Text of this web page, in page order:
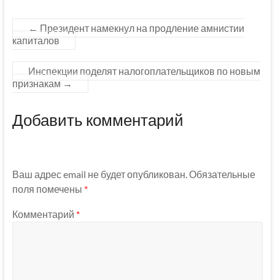
← Президент намекнул на продление амнистии
капиталов
Инспекции поделят налогоплательщиков по новым
признакам →
Добавить комментарий
Ваш адрес email не будет опубликован. Обязательные
поля помечены *
Комментарий *